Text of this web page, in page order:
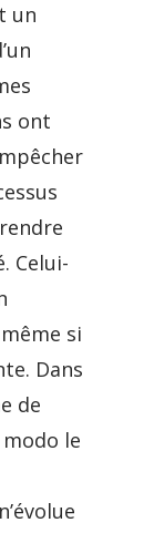
un
ont
Celui-
si
Dans
de
le